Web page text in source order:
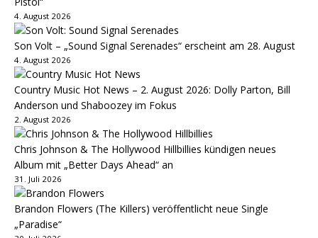
4. August 2026
Son Volt – „Sound Signal Serenades“ erscheint am 28. August
4. August 2026
Country Music Hot News – 2. August 2026: Dolly Parton, Bill
Anderson und Shaboozey im Fokus
2. August 2026
Chris Johnson & The Hollywood Hillbillies kündigen neues
Album mit „Better Days Ahead“ an
31. Juli 2026
Brandon Flowers (The Killers) veröffentlicht neue Single
„Paradise“